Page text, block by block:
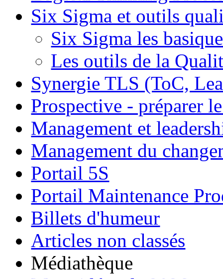
Six Sigma et outils
Six Sigma les
Les outils de la
Synergie TLS (ToC,
Prospective - préparer
Management et
Management du
Portail 5S
Portail Maintenance
Billets d'humeur
Articles non classés
Médiathèque